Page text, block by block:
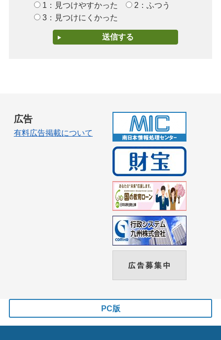
1：見つけやすかった
2：ふつう
3：見つけにくかった
広告
有料広告掲載について
PC版